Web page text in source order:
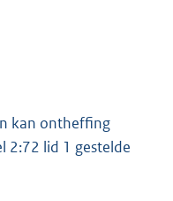
kan ontheffing
2:72 lid 1 gestelde